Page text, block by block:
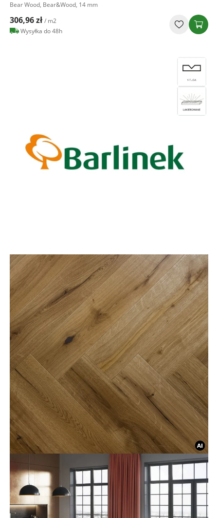
Bear Wood, Bear&Wood, 14 mm
306,96 zł / m2
Wysyłka do 48h